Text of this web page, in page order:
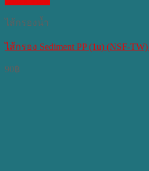
ไส้กรองน้ำ
ไส้กรอง Sediment PP (1u) (NSF-TW)
90฿